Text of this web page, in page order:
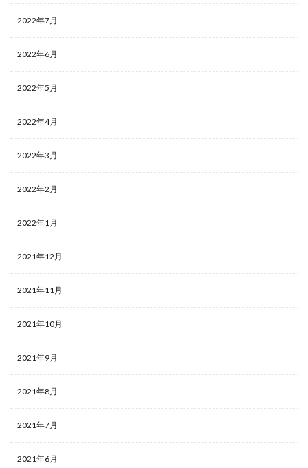
2022年7月
2022年6月
2022年5月
2022年4月
2022年3月
2022年2月
2022年1月
2021年12月
2021年11月
2021年10月
2021年9月
2021年8月
2021年7月
2021年6月